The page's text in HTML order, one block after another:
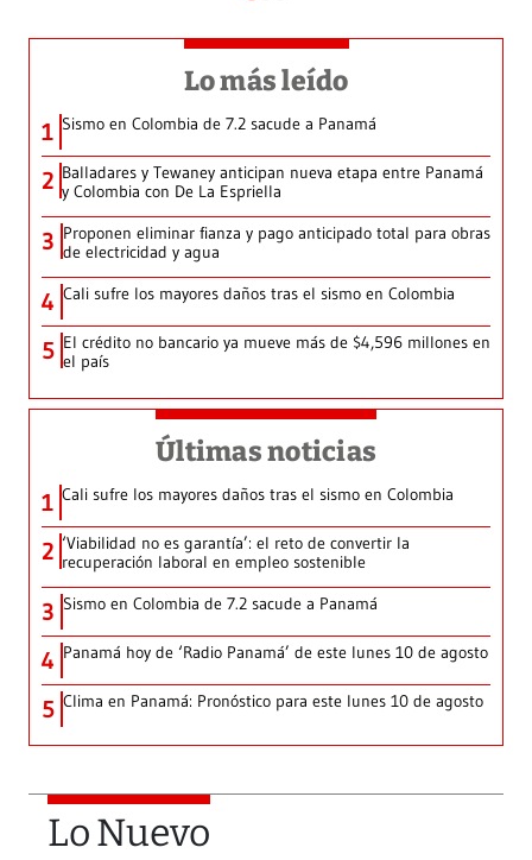
Lo más leído
1 Sismo en Colombia de 7.2 sacude a Panamá
2 Balladares y Tewaney anticipan nueva etapa entre Panamá
y Colombia con De La Espriella
3 Proponen eliminar fianza y pago anticipado total para obras
de electricidad y agua
4 Cali sufre los mayores daños tras el sismo en Colombia
5 El crédito no bancario ya mueve más de $4,596 millones en
el país
Últimas noticias
1 Cali sufre los mayores daños tras el sismo en Colombia
2 ‘Viabilidad no es garantía’: el reto de convertir la
recuperación laboral en empleo sostenible
3 Sismo en Colombia de 7.2 sacude a Panamá
4 Panamá hoy de ‘Radio Panamá’ de este lunes 10 de agosto
5 Clima en Panamá: Pronóstico para este lunes 10 de agosto
Lo Nuevo